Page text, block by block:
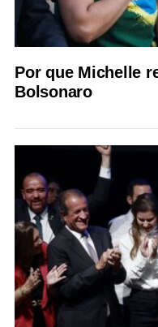
Por que Michelle
Bolsonaro